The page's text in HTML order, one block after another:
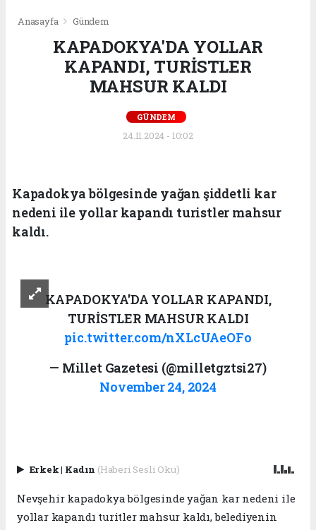
Anasayfa Gündem
KAPADOKYA'DA YOLLAR
KAPANDI, TURİSTLER
MAHSUR KALDI
GÜNDEM
24.11.2024 - 10:02
Kapadokya bölgesinde yağan şiddetli kar
nedeni ile yollar kapandı turistler mahsur
kaldı.
KAPADOKYA'DA YOLLAR KAPANDI,
TURİSTLER MAHSUR KALDI
pic.twitter.com/nXLcUAeOFo
— Millet Gazetesi (@milletgztsi27)
November 24, 2024
Erkek| Kadın (Haberi Sesli Oku)
Nevşehir kapadokya bölgesinde yağan kar nedeni ile
yollar kapandı turitler mahsur kaldı, belediyenin